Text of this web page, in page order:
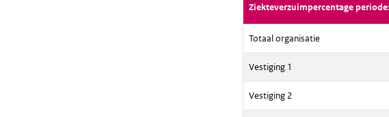
Ziekteverzuimpercentage periode:
Totaal organisatie
Vestiging 1
Vestiging 2